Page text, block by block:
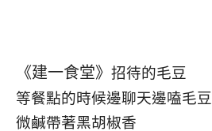
《建一食堂》 招待的毛豆
等餐點的時候邊聊天邊嗑毛豆
微鹹帶著黑胡椒香